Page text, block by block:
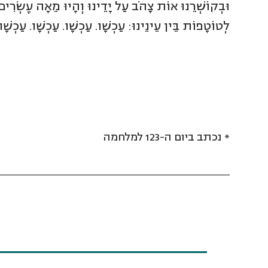
וּבְקוֹשְׁרֵנוּ אוֹת צָהֹב עַל יָדֵינוּ וְהָיוּ מֵאָה
לְטוֹטָפוֹת בֵּין עֵינֵינוּ: עַכְשָׁו. עַכְשָׁו. עַכְשָׁו.
* נכתב ביום ה-123 למלחמה